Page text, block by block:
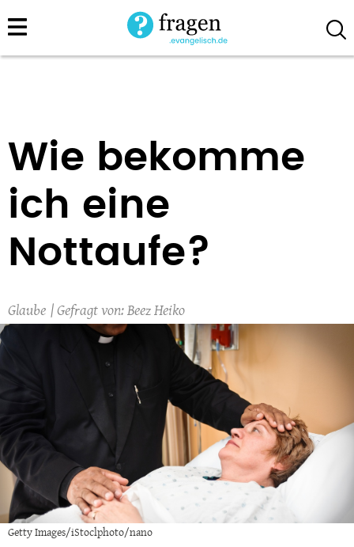
Direkt
zum
Wie bekomme
ich eine
Nottaufe?
Glaube Beez Heiko
Getty Images/iStoclphoto/nano